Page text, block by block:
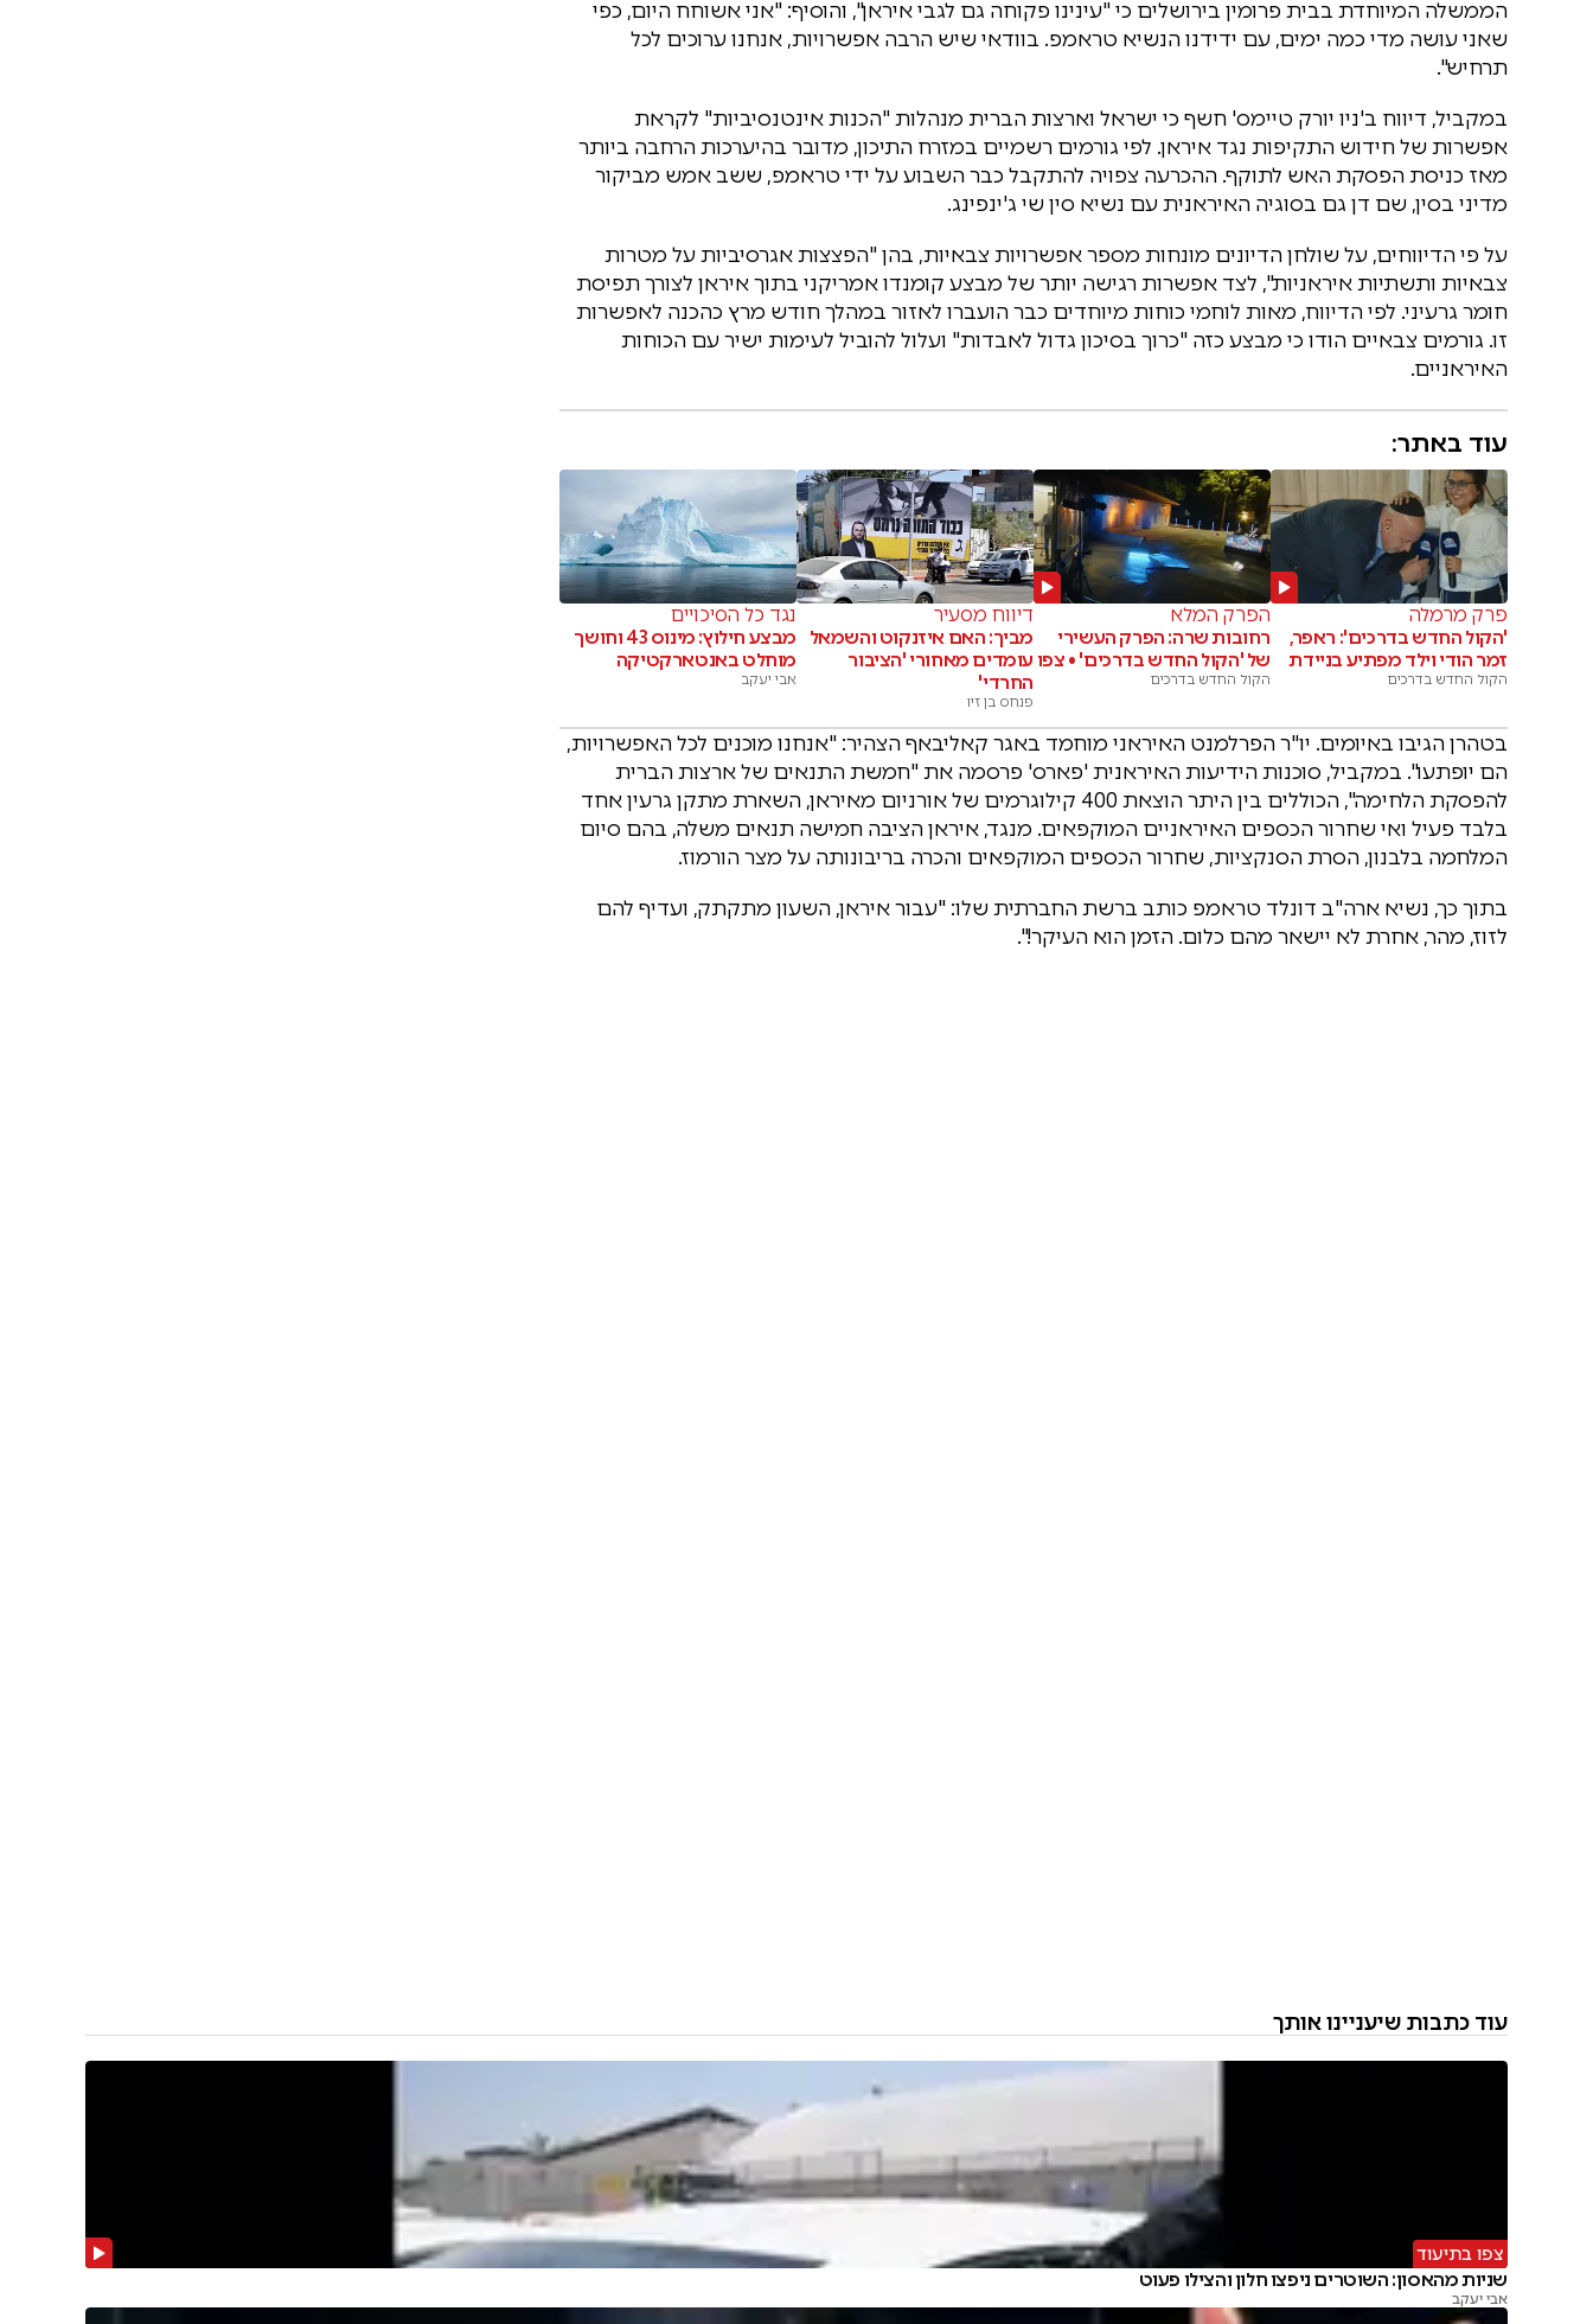
הממשלה המיוחדת בבית פרומין בירושלים כי "עינינו פקוחה גם לגבי איראן", והוסיף: "אני אשוחח היום, כפי
שאני עושה מדי כמה ימים, עם ידידנו הנשיא טראמפ. בוודאי שיש הרבה אפשרויות, אנחנו ערוכים לכל
תרחיש".
במקביל, דיווח ב'ניו יורק טיימס' חשף כי ישראל וארצות הברית מנהלות "הכנות אינטנסיביות" לקראת
אפשרות של חידוש התקיפות נגד איראן. לפי גורמים רשמיים במזרח התיכון, מדובר בהיערכות הרחבה ביותר
מאז כניסת הפסקת האש לתוקף. ההכרעה צפויה להתקבל כבר השבוע על ידי טראמפ, ששב אמש מביקור
מדיני בסין, שם דן גם בסוגיה האיראנית עם נשיא סין שי ג'ינפינג.
על פי הדיווחים, על שולחן הדיונים מונחות מספר אפשרויות צבאיות, בהן "הפצצות אגרסיביות על מטרות
צבאיות ותשתיות איראניות", לצד אפשרות רגישה יותר של מבצע קומנדו אמריקני בתוך איראן לצורך תפיסת
חומר גרעיני. לפי הדיווח, מאות לוחמי כוחות מיוחדים כבר הועברו לאזור במהלך חודש מרץ כהכנה לאפשרות
זו. גורמים צבאיים הודו כי מבצע כזה "כרוך בסיכון גדול לאבדות" ועלול להוביל לעימות ישיר עם הכוחות
האיראניים.
עוד באתר:
פרק מרמלה
'הקול החדש בדרכים': ראפר,
זמר הודי וילד מפתיע בניידת
הקול החדש בדרכים
הפרק המלא
רחובות שרה: הפרק העשירי
של 'הקול החדש בדרכים' • צפו
הקול החדש בדרכים
דיווח מסעיר
מביך: האם איזנקוט והשמאל
עומדים מאחורי 'הציבור
החרדי'
פנחס בן זיו
נגד כל הסיכויים
מבצע חילוץ: מינוס 43 וחושך
מוחלט באנטארקטיקה
אבי יעקב
בטהרן הגיבו באיומים. יו"ר הפרלמנט האיראני מוחמד באגר קאליבאף הצהיר: "אנחנו מוכנים לכל האפשרויות,
הם יופתעו". במקביל, סוכנות הידיעות האיראנית 'פארס' פרסמה את "חמשת התנאים של ארצות הברית
להפסקת הלחימה", הכוללים בין היתר הוצאת 400 קילוגרמים של אורניום מאיראן, השארת מתקן גרעין אחד
בלבד פעיל ואי שחרור הכספים האיראניים המוקפאים. מנגד, איראן הציבה חמישה תנאים משלה, בהם סיום
המלחמה בלבנון, הסרת הסנקציות, שחרור הכספים המוקפאים והכרה בריבונותה על מצר הורמוז.
בתוך כך, נשיא ארה"ב דונלד טראמפ כותב ברשת החברתית שלו: "עבור איראן, השעון מתקתק, ועדיף להם
לזוז, מהר, אחרת לא יישאר מהם כלום. הזמן הוא העיקר!".
עוד כתבות שיעניינו אותך
צפו בתיעוד
שניות מהאסון: השוטרים ניפצו חלון והצילו פעוט
אבי יעקב